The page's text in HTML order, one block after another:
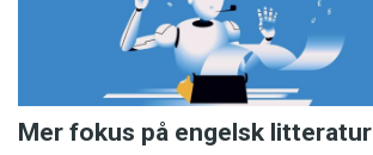
Mer fokus på engelsk litteratur